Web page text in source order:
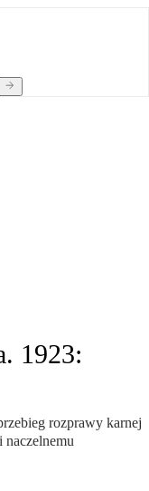
1923:
rozprawy karnej